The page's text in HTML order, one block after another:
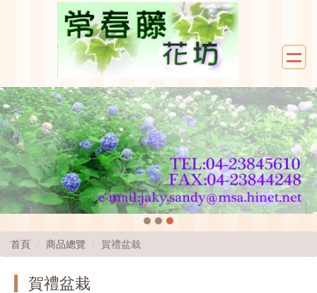
首頁 商品總覽 賀禮盆栽
賀禮盆栽